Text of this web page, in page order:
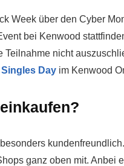
Week über den Cyber
bei Kenwood
nicht
Singles Day im Kenwood
ganz oben mit. Anbei